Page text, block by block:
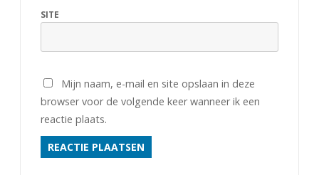
SITE
Mijn naam, e-mail en site opslaan in deze
browser voor de volgende keer wanneer ik een
reactie plaats.